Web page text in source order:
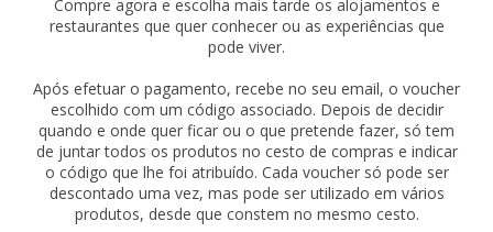
Compre agora e escolha mais tarde os alojamentos e
restaurantes que quer conhecer ou as experiências que
pode viver.
Após efetuar o pagamento, recebe no seu email, o voucher
escolhido com um código associado. Depois de decidir
quando e onde quer ficar ou o que pretende fazer, só tem
de juntar todos os produtos no cesto de compras e indicar
o código que lhe foi atribuído. Cada voucher só pode ser
descontado uma vez, mas pode ser utilizado em vários
produtos, desde que constem no mesmo cesto.